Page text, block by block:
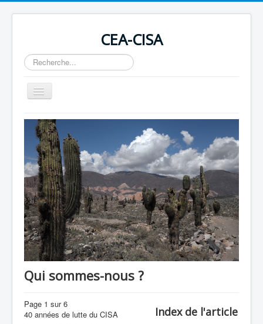
CEA-CISA
Rechercher
Basculer
la
Home
Actualités
Conseil des Droits de l'Homme
Revues
Soutenir en devenant membre ou par un don
Contact
Liens
OIT 169
Hermano German Choquehuanca Condori
Qui sommes-nous ?
Index de l'article
Page 1 sur 6
40 années de lutte du CISA